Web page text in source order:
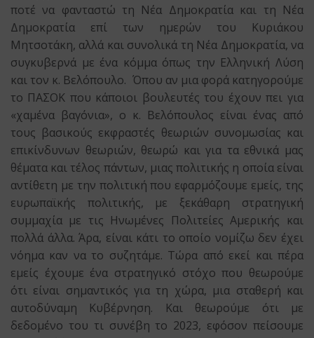
ποτέ να φανταστώ τη Νέα Δημοκρατία και τη Νέα
Δημοκρατία επί των ημερών του Κυριάκου
Μητσοτάκη, αλλά και συνολικά τη Νέα Δημοκρατία, να
συγκυβερνά με ένα κόμμα όπως την Ελληνική Λύση
και τον κ. Βελόπουλο. Όπου αν μια φορά κατηγορούμε
το ΠΑΣΟΚ που κάποιοι βουλευτές του έχουν πει για
«χαμένα βαγόνια», ο κ. Βελόπουλος είναι ένας από
τους βασικούς εκφραστές θεωριών συνομωσίας και
επικίνδυνων θεωριών, θεωρώ και για τα εθνικά μας
θέματα και τέλος πάντων, μιας πολιτικής η οποία είναι
αντίθετη με την πολιτική που εφαρμόζουμε εμείς, της
ευρωπαϊκής πολιτικής, με ξεκάθαρη στρατηγική
συμμαχία με τις Ηνωμένες Πολιτείες Αμερικής και
πολλά άλλα. Άρα, είναι κάτι το οποίο νομίζω δεν έχει
νόημα καν να το συζητάμε. Τώρα από εκεί και πέρα
εμείς έχουμε ένα στρατηγικό στόχο που θεωρούμε
ότι είναι σημαντικός για τη χώρα, μια σταθερή και
αυτοδύναμη Κυβέρνηση. Και θεωρούμε ότι με
δεδομένο του τι συνέβη το 2023, εφόσον πείσουμε